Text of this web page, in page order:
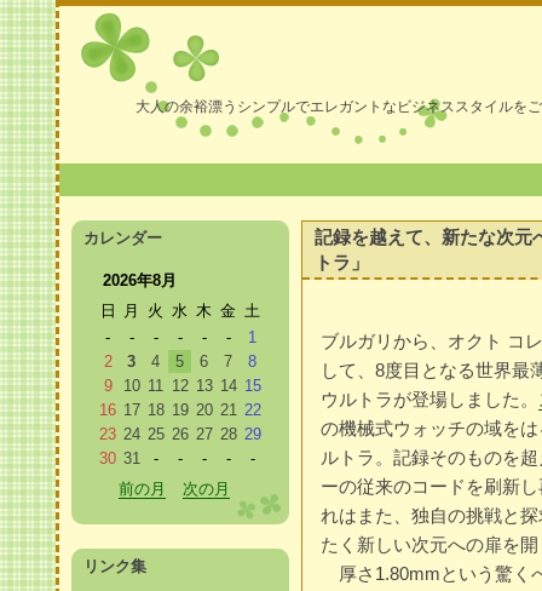
大人の余裕漂うシンプルでエレガントなビジネススタイルを
記録を越えて、新たな次元
トラ」
ブルガリから、オクト コ
して、8度目となる世界最
ウルトラが登場しました。
の機械式ウォッチの域を
ルトラ。記録そのものを
ーの従来のコードを刷新
れはまた、独自の挑戦と
たく新しい次元への扉を
厚さ1.80mmという驚く
カレンダー
2026年8月
日
月 火 水 木 金 土
-
- - - - -
1
2
3 4 5 6 7
8
9
10 11 12 13 14 15
16 17 18 19 20 21 22
23 24 25 26 27 28 29
30 31 - - - -
-
前の月
次の月
リンク集